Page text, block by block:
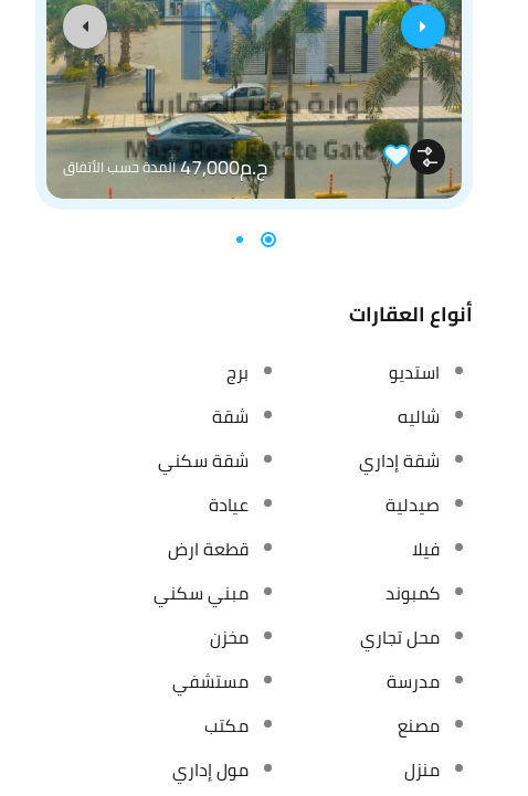
ج.م47,000 المدة حسب الأتفاق
أنواع العقارات
استديو
برج
شاليه
شقة
شقة إداري
شقة سكني
صيدلية
عيادة
فيلا
قطعة ارض
كمبوند
مبني سكني
محل تجاري
مخزن
مدرسة
مستشفي
مصنع
مكتب
منزل
مول إداري